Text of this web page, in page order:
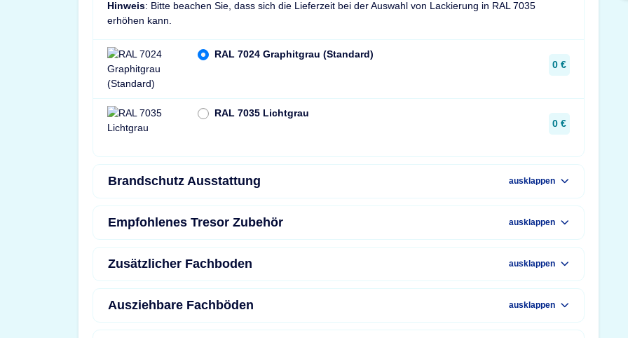
Hinweis: Bitte beachen Sie, dass sich die Lieferzeit bei der Auswahl von Lackierung in RAL 7035
erhöhen kann.
RAL 7024 Graphitgrau (Standard)
0 €
RAL 7035 Lichtgrau
0 €
Brandschutz Ausstattung ausklappen
Empfohlenes Tresor Zubehör ausklappen
Zusätzlicher Fachboden ausklappen
Ausziehbare Fachböden ausklappen